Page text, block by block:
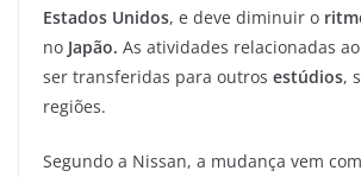
Estados Unidos, e deve diminuir o
no Japão. As atividades relacionadas
ser transferidas para outros estúdios,
regiões.
Segundo a Nissan, a mudança vem